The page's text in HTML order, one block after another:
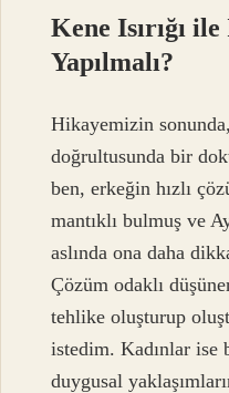
Kene Isırığı
Yapılmalı?
Hikayemizin
doğrultusunda bir
ben, erkeğin hızlı
mantıklı bulmuş ve
aslında ona daha
Çözüm odaklı
tehlike oluşturup
istedim. Kadınlar ise
duygusal